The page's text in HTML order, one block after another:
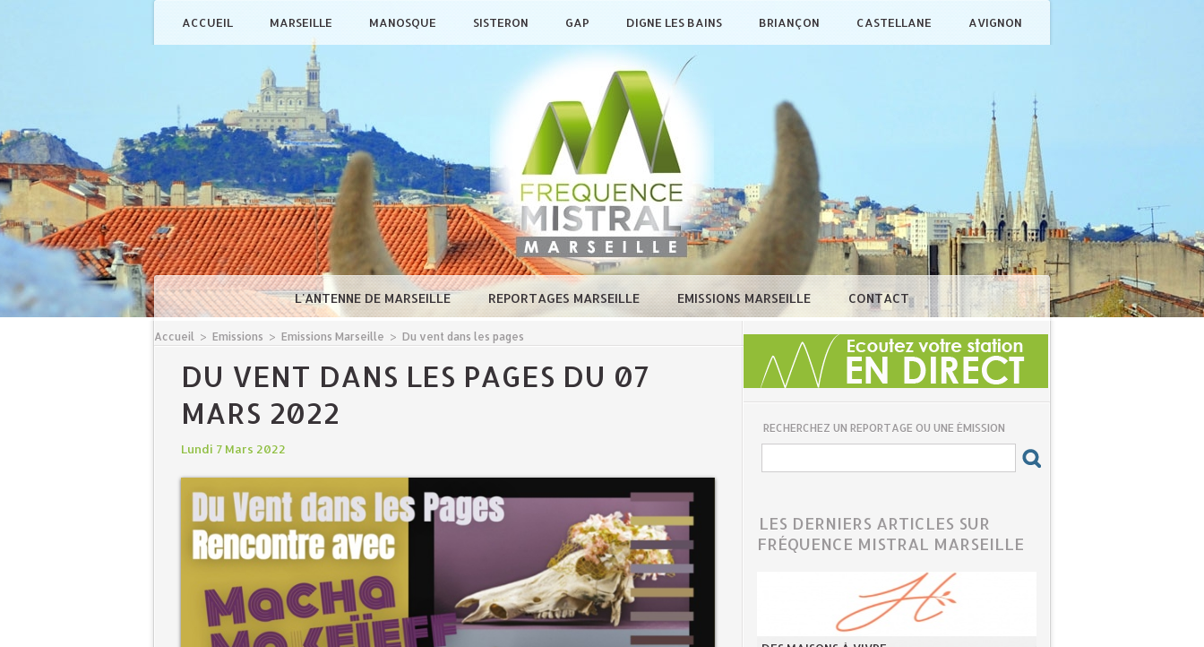
ACCUEIL MARSEILLE MANOSQUE SISTERON GAP DIGNE LES BAINS BRIANÇON CASTELLANE AVIGNON
L'ANTENNE DE MARSEILLE REPORTAGES MARSEILLE EMISSIONS MARSEILLE CONTACT
Accueil > Emissions > Emissions Marseille > Du vent dans les pages
DU VENT DANS LES PAGES DU 07
MARS 2022
Lundi 7 Mars 2022
RECHERCHEZ UN REPORTAGE OU UNE ÉMISSION
LES DERNIERS ARTICLES SUR
FRÉQUENCE MISTRAL MARSEILLE